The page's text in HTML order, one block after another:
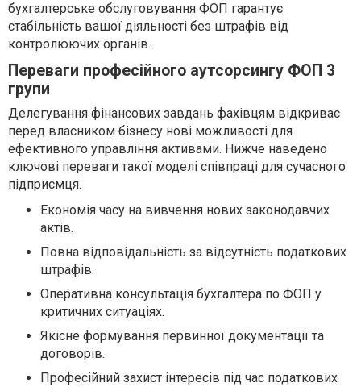
бухгалтерське обслуговування ФОП гарантує
стабільність вашої діяльності без штрафів від
контролюючих органів.
Переваги професійного аутсорсингу ФОП 3
групи
Делегування фінансових завдань фахівцям відкриває
перед власником бізнесу нові можливості для
ефективного управління активами. Нижче наведено
ключові переваги такої моделі співпраці для сучасного
підприємця.
Економія часу на вивчення нових законодавчих
актів.
Повна відповідальність за відсутність податкових
штрафів.
Оперативна консультація бухгалтера по ФОП у
критичних ситуаціях.
Якісне формування первинної документації та
договорів.
Професійний захист інтересів під час податкових